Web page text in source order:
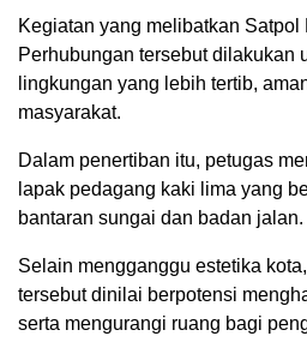
Kegiatan yang melibatkan Satpol
Perhubungan tersebut dilakukan
lingkungan yang lebih tertib,
masyarakat.
Dalam penertiban itu, petugas
lapak pedagang kaki lima yang
bantaran sungai dan badan jalan.
Selain mengganggu estetika
tersebut dinilai berpotensi
serta mengurangi ruang bagi